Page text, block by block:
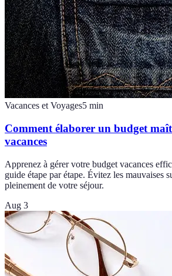
Vacances et Voyages5 min
Comment élaborer un budget
vacances
Apprenez à gérer votre budget vacances
guide étape par étape. Évitez les mauvaises
pleinement de votre séjour.
Aug 3